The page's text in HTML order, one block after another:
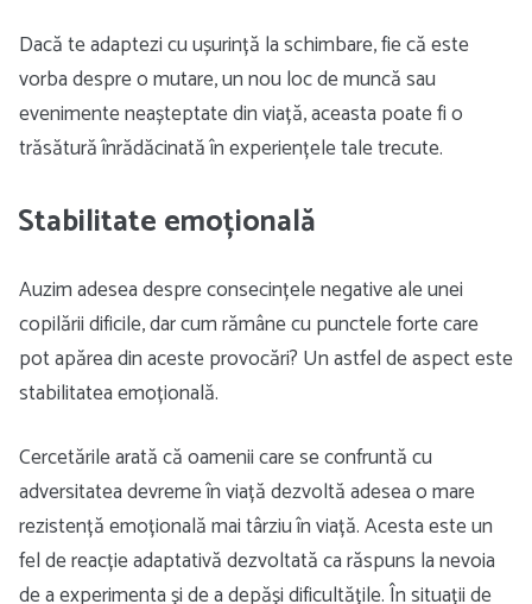
Dacă te adaptezi cu ușurință la schimbare, fie că este
vorba despre o mutare, un nou loc de muncă sau
evenimente neașteptate din viață, aceasta poate fi o
trăsătură înrădăcinată în experiențele tale trecute.
Stabilitate emoțională
Auzim adesea despre consecințele negative ale unei
copilării dificile, dar cum rămâne cu punctele forte care
pot apărea din aceste provocări? Un astfel de aspect este
stabilitatea emoțională.
Cercetările arată că oamenii care se confruntă cu
adversitatea devreme în viață dezvoltă adesea o mare
rezistență emoțională mai târziu în viață. Acesta este un
fel de reacție adaptativă dezvoltată ca răspuns la nevoia
de a experimenta și de a depăși dificultățile. În situații de